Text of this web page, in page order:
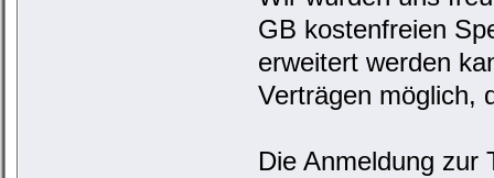
GB kostenfreien
erweitert werden
Verträgen möglich,
Die Anmeldung zur